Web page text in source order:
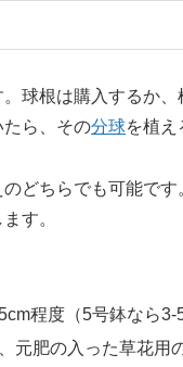
球根は購入するか
ら、その分球を植え
どちらでも可能で
す。
程度（5号鉢なら3-
元肥の入った草花用